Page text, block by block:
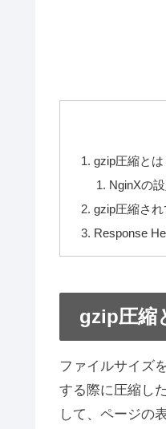
gzip圧縮とは
NginXの
gzip圧縮さ
Response
gzip圧縮
ファイルサイズ
する際に圧縮し
して、ページの